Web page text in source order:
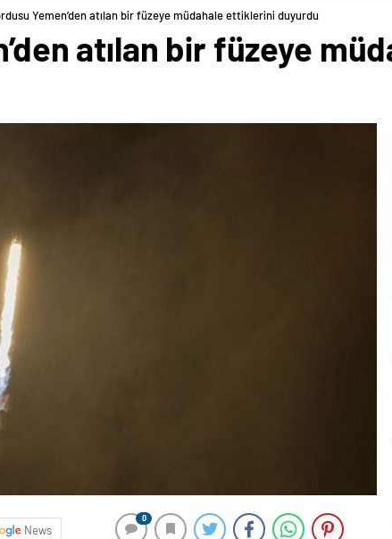
Yemen’den atılan bir füzeye müdahale ettiklerini duyurdu
atılan bir füzeye
News
0